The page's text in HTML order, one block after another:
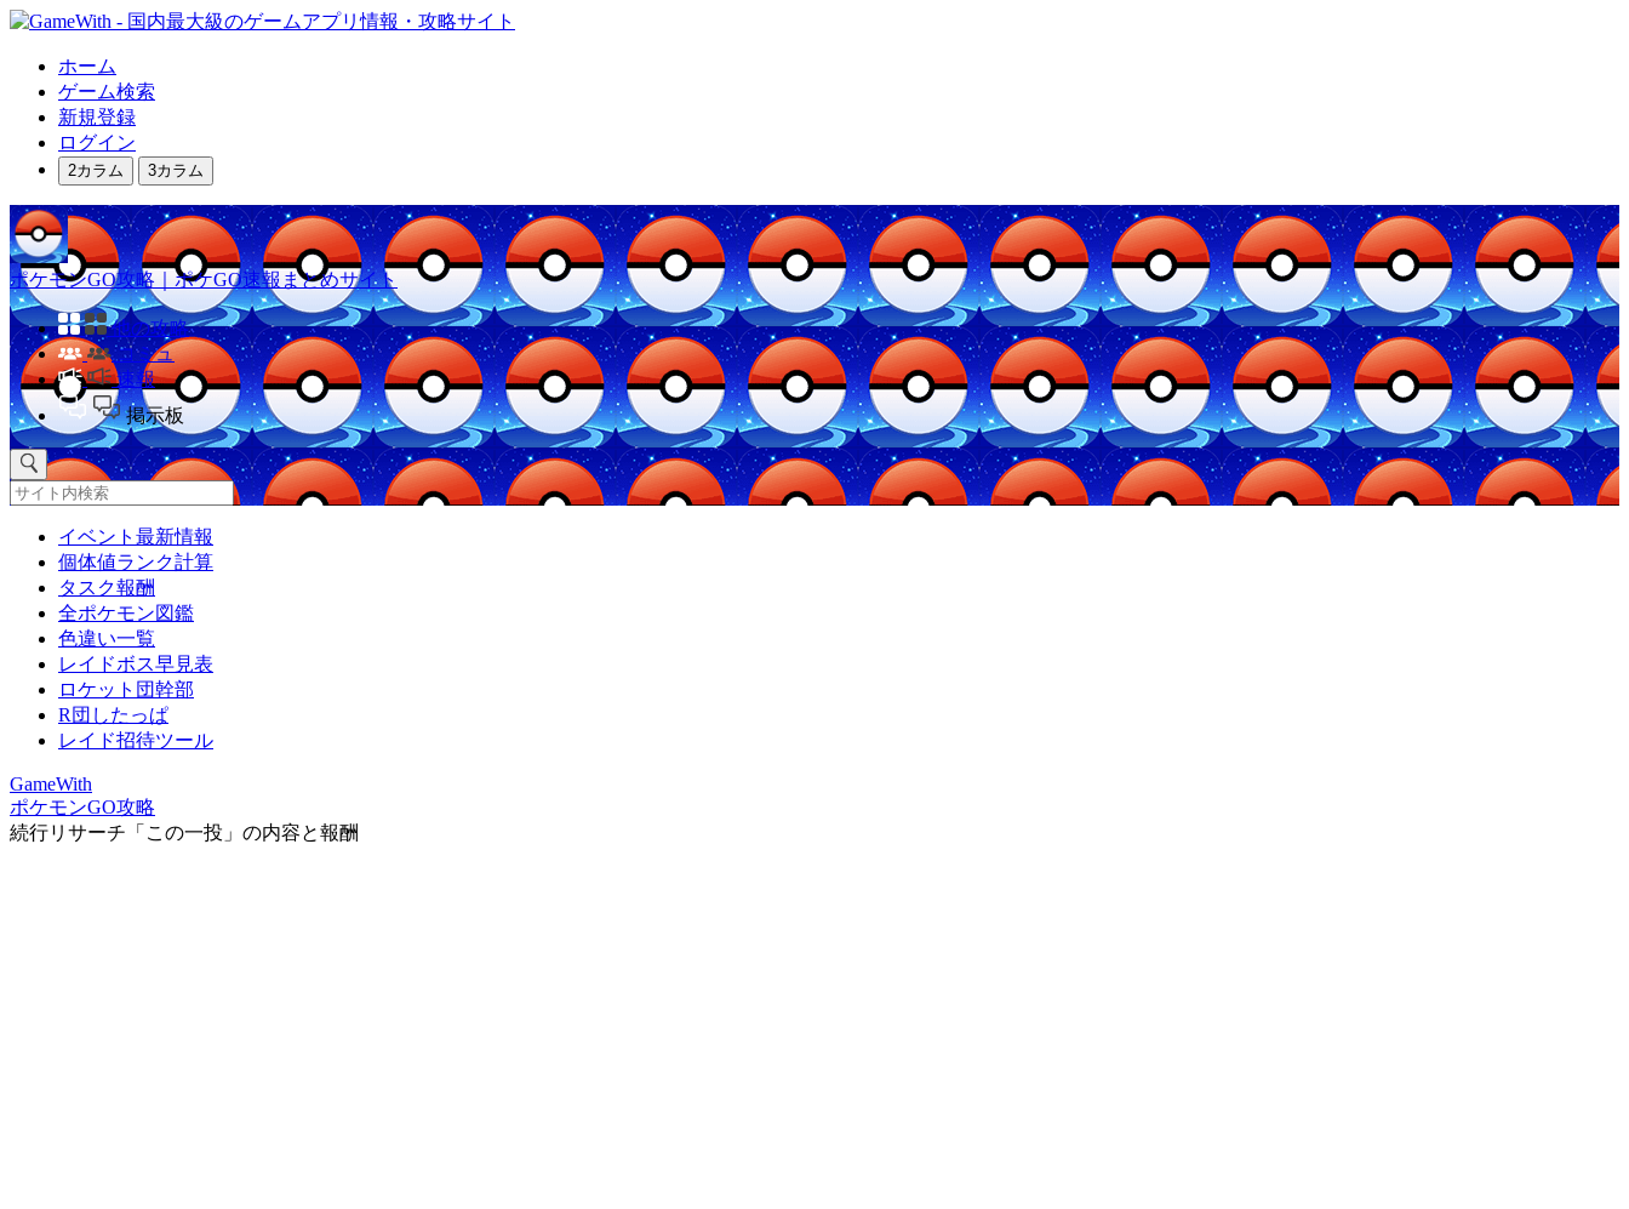
ホーム
ゲーム検索
新規登録
ログイン
2カラム 3カラム
ポケモンGO攻略｜ポケGO速報まとめサイト
他の攻略
コミュ
速報
掲示板
イベント最新情報
個体値ランク計算
タスク報酬
全ポケモン図鑑
色違い一覧
レイドボス早見表
ロケット団幹部
R団したっぱ
レイド招待ツール
GameWith
ポケモンGO攻略
続行リサーチ「この一投」の内容と報酬